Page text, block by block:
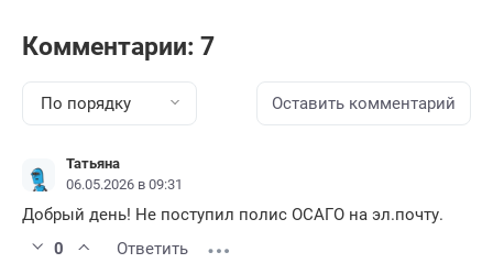
Комментарии: 7
По порядку Оставить комментарий
Татьяна
06.05.2026 в 09:31
Добрый день! Не поступил полис ОСАГО на эл.почту.
0
Ответить